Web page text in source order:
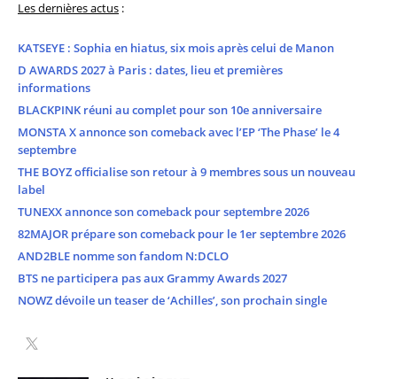
Les dernières actus :
KATSEYE : Sophia en hiatus, six mois après celui de Manon
D AWARDS 2027 à Paris : dates, lieu et premières
informations
BLACKPINK réuni au complet pour son 10e anniversaire
MONSTA X annonce son comeback avec l’EP ‘The Phase’ le 4
septembre
THE BOYZ officialise son retour à 9 membres sous un nouveau
label
TUNEXX annonce son comeback pour septembre 2026
82MAJOR prépare son comeback pour le 1er septembre 2026
AND2BLE nomme son fandom N:DCLO
BTS ne participera pas aux Grammy Awards 2027
NOWZ dévoile un teaser de ‘Achilles’, son prochain single